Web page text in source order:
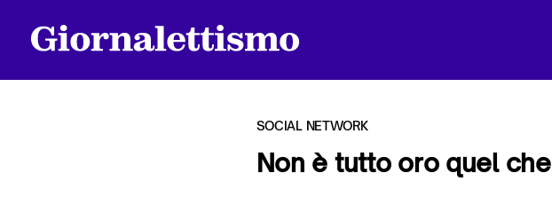
SOCIAL NETWORK
Non è tutto oro quel